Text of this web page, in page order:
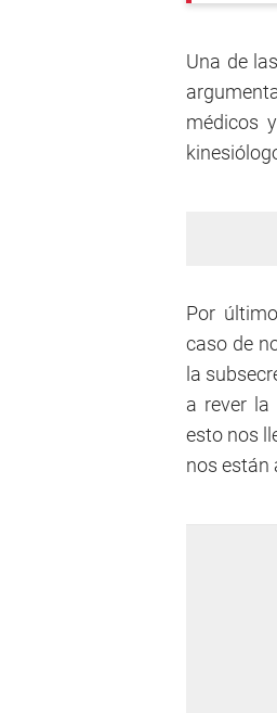
Una de
médicos
Por
caso de
la
a rever la
esto nos
nos están